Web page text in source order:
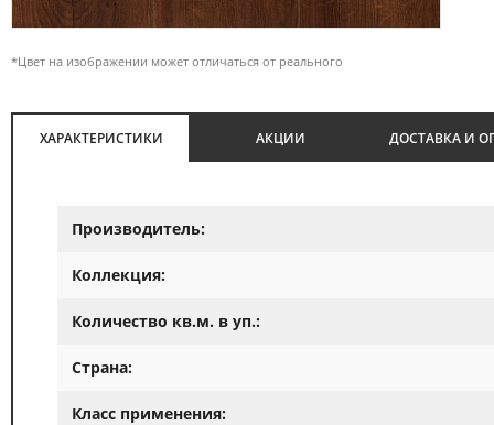
*Цвет на изображении может отличаться от реального
ХАРАКТЕРИСТИКИ АКЦИИ ДОСТАВКА И
Производитель:
Коллекция:
Количество кв.м. в уп.:
Страна:
Класс применения: